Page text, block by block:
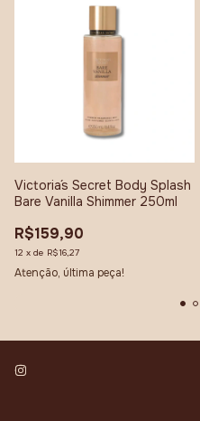
Victoria´s Secret Body Splash
Bare Vanilla Shimmer 250ml
R$159,90
12 x de R$16,27
Atenção, última peça!